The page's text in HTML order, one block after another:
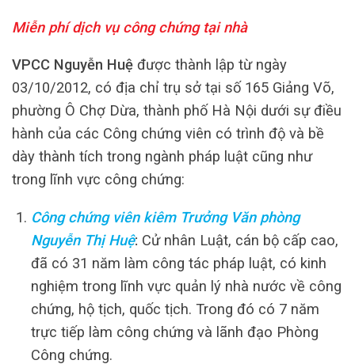
Miễn phí dịch vụ công chứng tại nhà
VPCC Nguyễn Huệ được thành lập từ ngày
03/10/2012, có địa chỉ trụ sở tại số 165 Giảng Võ,
phường Ô Chợ Dừa, thành phố Hà Nội dưới sự điều
hành của các Công chứng viên có trình độ và bề
dày thành tích trong ngành pháp luật cũng như
trong lĩnh vực công chứng:
Công chứng viên kiêm Trưởng Văn phòng
Nguyễn Thị Huệ: Cử nhân Luật, cán bộ cấp cao,
đã có 31 năm làm công tác pháp luật, có kinh
nghiệm trong lĩnh vực quản lý nhà nước về công
chứng, hộ tịch, quốc tịch. Trong đó có 7 năm
trực tiếp làm công chứng và lãnh đạo Phòng
Công chứng.